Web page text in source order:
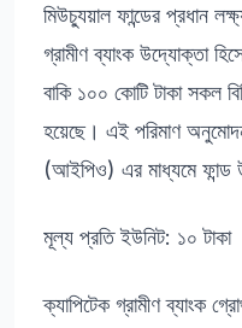
মিউচ্যুয়াল ফান্ডের প্রধান
গ্রামীণ ব্যাংক উদ্যোক্তা
বাকি ১০০ কোটি টাকা সকল
হয়েছে। এই পরিমাণ
(আইপিও) এর মাধ্যমে ফান্ড
মূল্য প্রতি ইউনিট: ১০ টাকা
ক্যাপিটেক গ্রামীণ ব্যাংক